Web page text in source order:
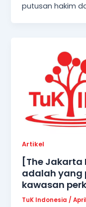
putusan hakim
Artikel
[The Jakarta
adalah yang
kawasan
TuK Indonesia /